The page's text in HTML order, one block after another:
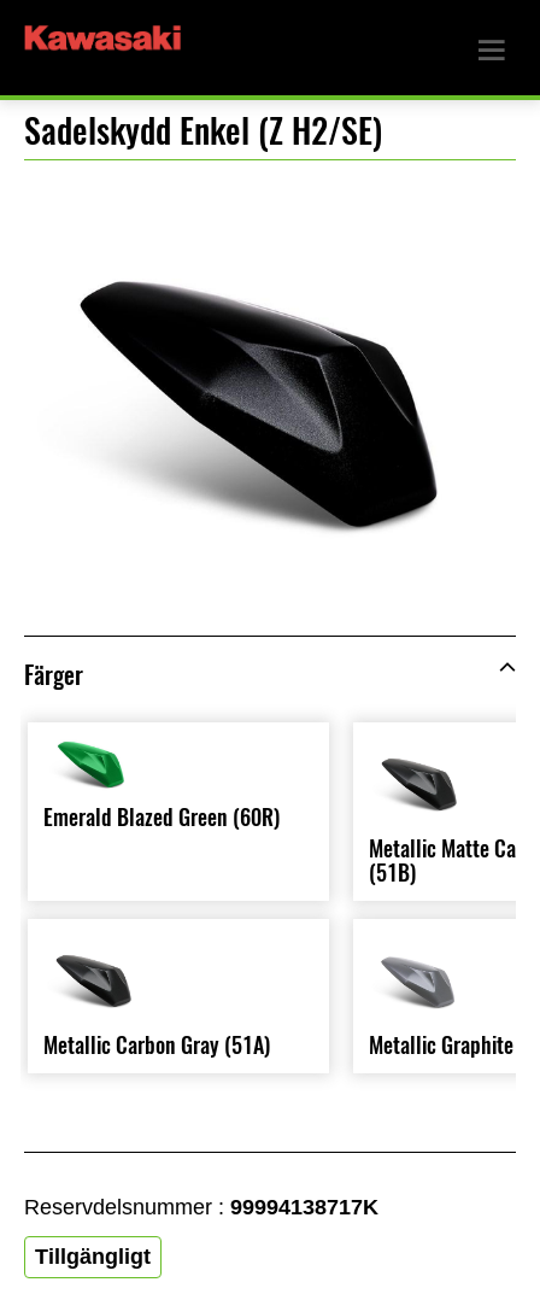
Sadelskydd Enkel (Z H2/SE)
Reservdelsnummer : 99994138717K
Tillgängligt
Färger
Emerald Blazed Green (60R)
Metallic Carbon Gray (51A)
Metallic Matte
(51B)
Metallic Graphite